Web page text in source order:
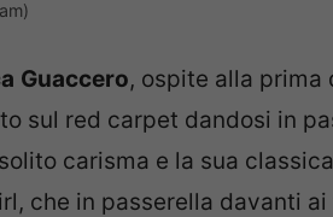
Guaccero, ospite alla prima
sul red carpet dandosi in
carisma e la sua
che in passerella davanti